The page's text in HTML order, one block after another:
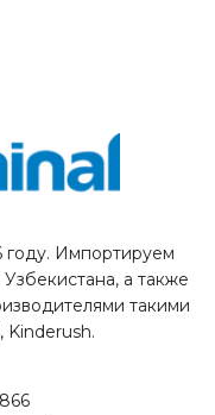
Импортируем
а также
такими
Kinderush.